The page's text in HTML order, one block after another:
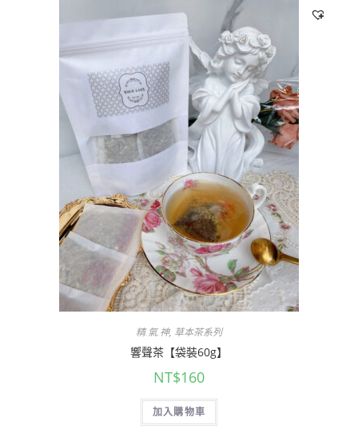
精.氣.神, 草本茶系列
響聲茶【袋裝60g】
NT$160
加入購物車